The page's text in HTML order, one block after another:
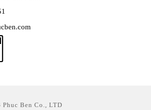
Ben Co., LTD